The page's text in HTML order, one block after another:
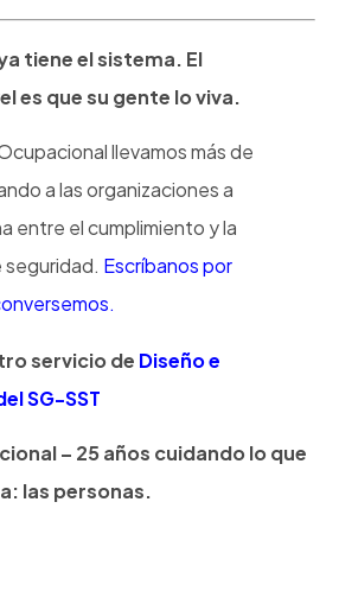
tiene el sistema. El
es que su gente lo viva.
llevamos más de
a las organizaciones a
entre el cumplimiento y la
seguridad. Escríbanos por
servicio de Diseño e
SG-SST
– 25 años cuidando lo que
las personas.